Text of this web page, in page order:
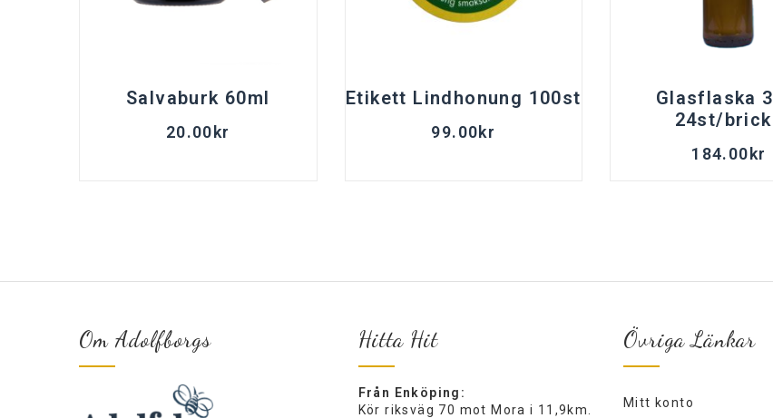
Salvaburk 60ml
20.00kr
Etikett Lindhonung 100st
99.00kr
Glasflaska
24st/
184.00kr
Om Adolfborgs Hitta Hit
Från Enköping:
Kör riksväg 70 mot Mora i 11,9km.
Övriga Länkar
Mitt konto